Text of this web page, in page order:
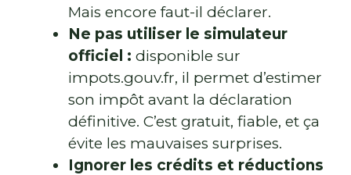
Mais encore faut-il déclarer.
Ne pas utiliser le simulateur
officiel : disponible sur
impots.gouv.fr, il permet d’estimer
son impôt avant la déclaration
définitive. C’est gratuit, fiable, et ça
évite les mauvaises surprises.
Ignorer les crédits et réductions